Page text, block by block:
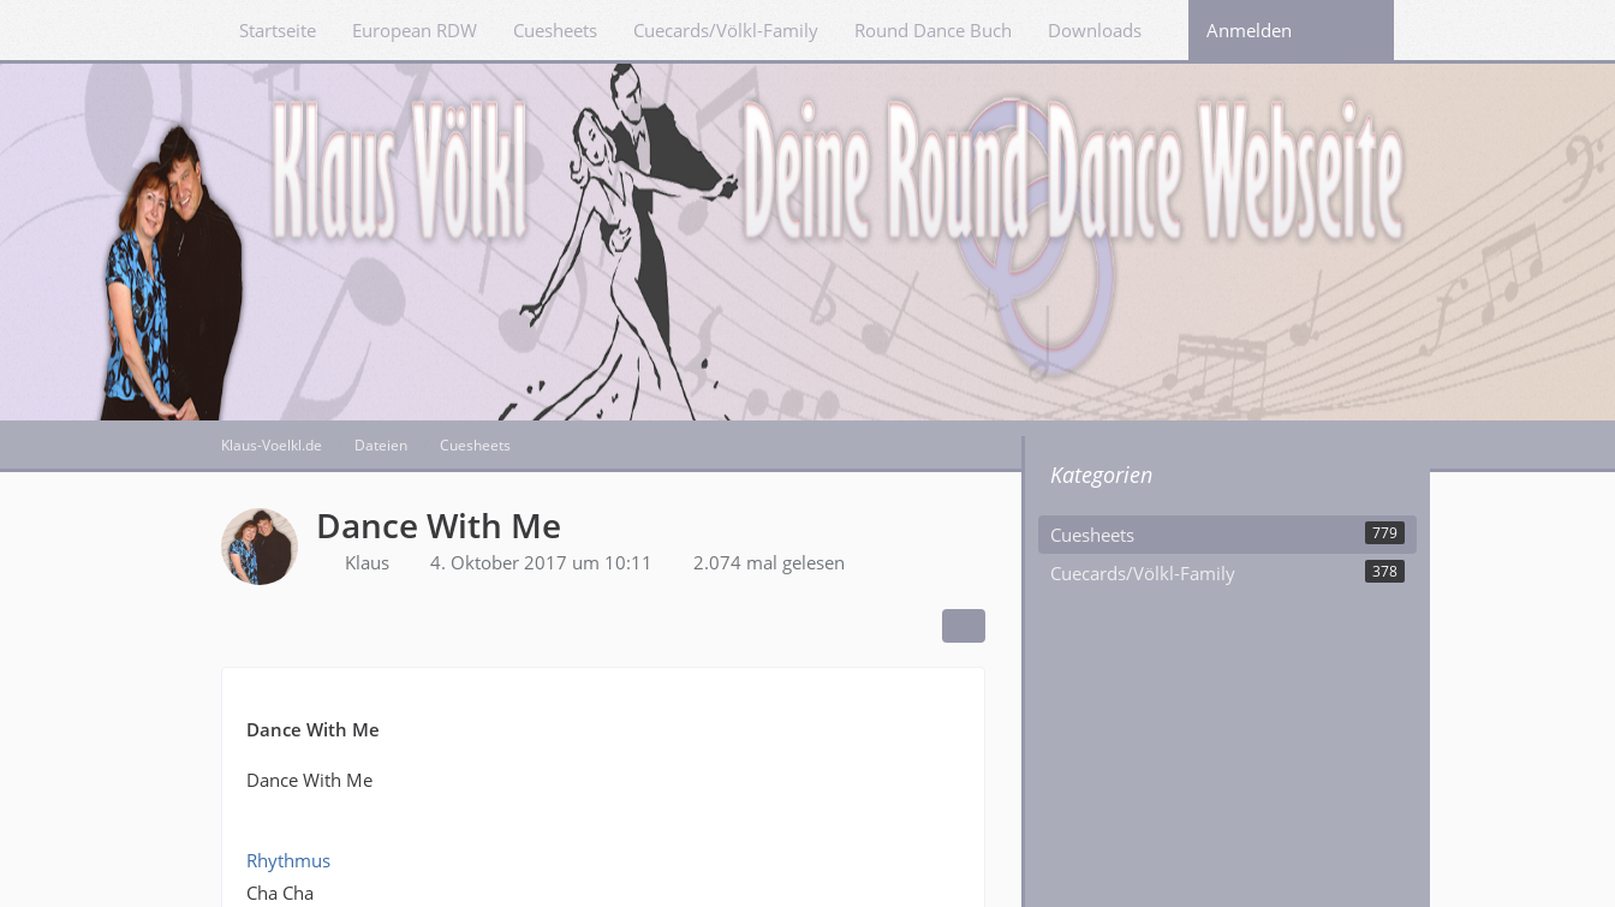
Startseite European RDW Cuesheets Cuecards/Völkl-Family Round Dance Buch Downloads LinksAnmelden
Klaus-Voelkl.de Dateien Cuesheets
Dance With Me
Klaus 4. Oktober 2017 um 10:11 2.074 mal gelesen
Dance With Me
Dance With Me
Rhythmus
Cha Cha
Kategorien
Cuesheets 779
Cuecards/Völkl-Family 378